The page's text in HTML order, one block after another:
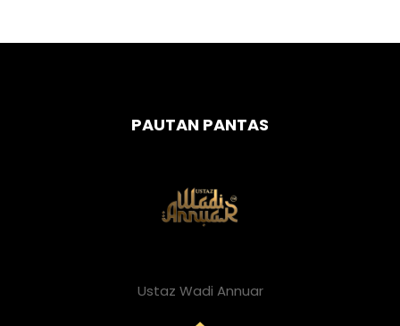
PAUTAN PANTAS
Ustaz Wadi Annuar